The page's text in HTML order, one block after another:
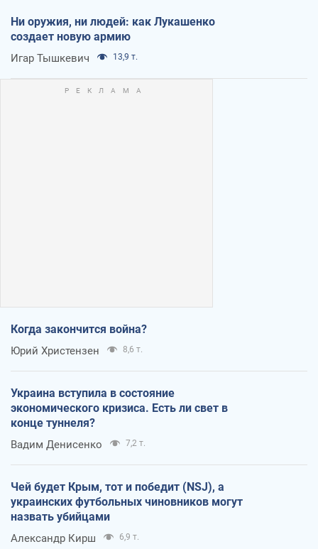
Ни оружия, ни людей: как Лукашенко
создает новую армию
Игар Тышкевич 13,9 т.
Когда закончится война?
Юрий Христензен 8,6 т.
Украина вступила в состояние
экономического кризиса. Есть ли свет в
конце туннеля?
Вадим Денисенко 7,2 т.
Чей будет Крым, тот и победит (NSJ), а
украинских футбольных чиновников могут
назвать убийцами
Александр Кирш 6,9 т.